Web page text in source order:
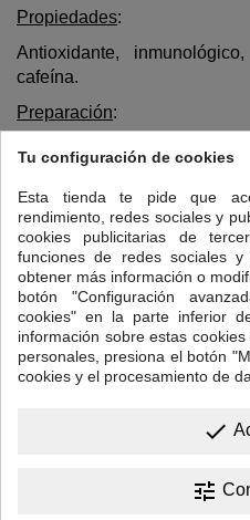
Propiedades:
Antioxidante,
cafeína.
Preparación:
Cantidad: una cucharadita de
Tiempo de infusión: 3-6
12 OTROS PRODUCTOS
Tu configuración de cookies
Esta tienda te pide que
rendimiento, redes sociales y
cookies publicitarias de
funciones de redes sociales y
obtener más información o
botón "Configuración
cookies" en la parte inferior
información sobre estas
personales, presiona el botón
cookies y el procesamiento de
done
tune